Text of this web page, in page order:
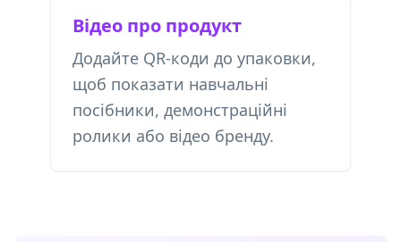
Відео про продукт
Додайте QR-коди до упаковки,
щоб показати навчальні
посібники, демонстраційні
ролики або відео бренду.